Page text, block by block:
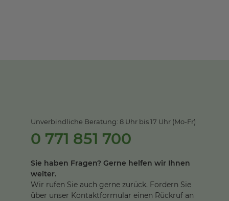
Unverbindliche Beratung: 8 Uhr bis 17 Uhr (Mo-Fr)
0 771 851 700
Sie haben Fragen? Gerne helfen wir Ihnen
weiter.
Wir rufen Sie auch gerne zurück. Fordern Sie
über unser Kontaktformular einen Rückruf an